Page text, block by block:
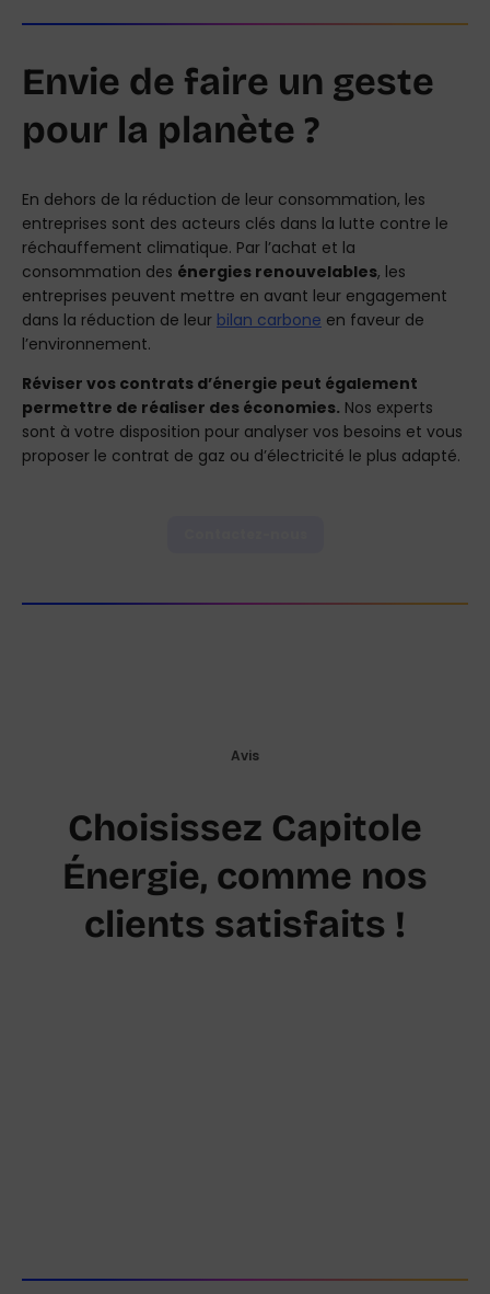
Envie de faire un geste
pour la planète ?
En dehors de la réduction de leur consommation, les
entreprises sont des acteurs clés dans la lutte contre le
réchauffement climatique. Par l’achat et la
consommation des énergies renouvelables, les
entreprises peuvent mettre en avant leur engagement
dans la réduction de leur bilan carbone en faveur de
l’environnement.
Réviser vos contrats d’énergie peut également
permettre de réaliser des économies. Nos experts
sont à votre disposition pour analyser vos besoins et vous
proposer le contrat de gaz ou d’électricité le plus adapté.
Avis
Choisissez Capitole
Énergie, comme nos
clients satisfaits !